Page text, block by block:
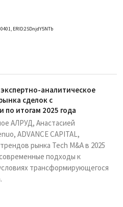
ERID:2SDnjdY5NTb
аналитическое
сделок с
по итогам 2025 года
АЛРУД, Анастасией
ADVANCE CAPITAL,
рынка Tech M&A в 2025
подходы к
трансформирующегося